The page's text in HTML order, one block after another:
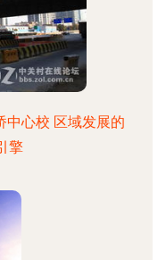
中心校 区域发展的
擎